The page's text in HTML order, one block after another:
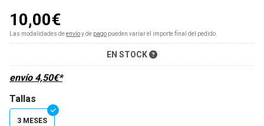
10,00€
Las modalidades deenvíoy de pago pueden variar el importe final del pedido.
EN STOCK
envío 4,50€*
Tallas
3 MESES